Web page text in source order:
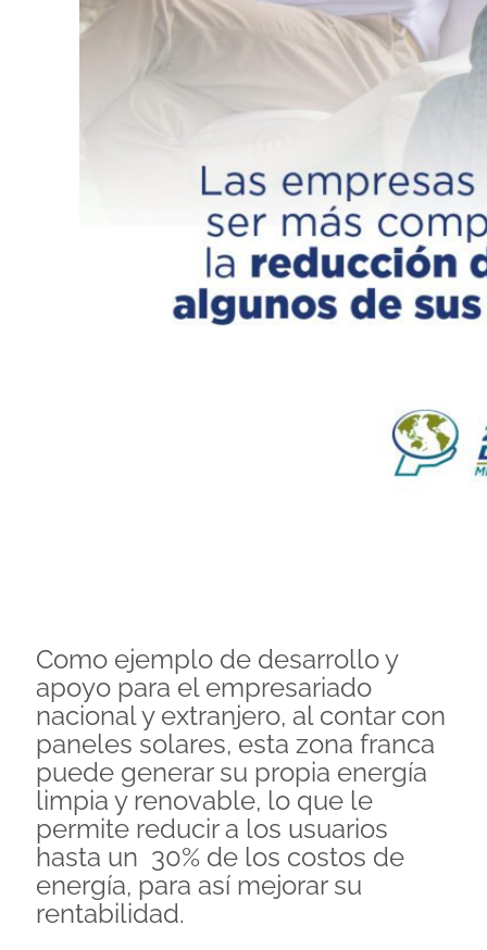
Como ejemplo de desarrollo y
apoyo para el empresariado
nacional y extranjero, al contar con
paneles solares, esta zona franca
puede generar su propia energía
limpia y renovable, lo que le
permite reducir a los usuarios
hasta un 30% de los costos de
energía, para así mejorar su
rentabilidad.